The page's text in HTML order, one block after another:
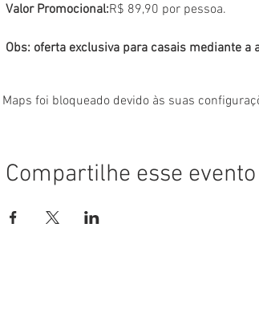
Valor Promocional:R$ 89,90 por pessoa.
Obs: oferta exclusiva para casais mediante a
Maps foi bloqueado devido às suas
Compartilhe esse evento